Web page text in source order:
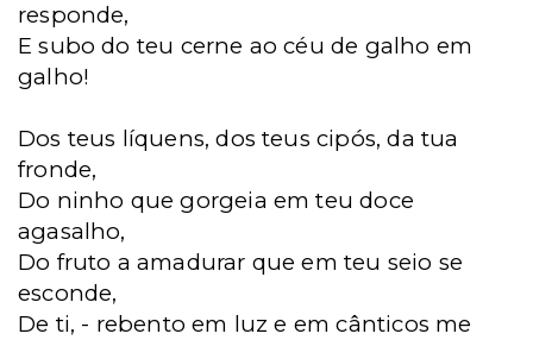
responde,
E subo do teu cerne ao céu de galho em
galho!
Dos teus líquens, dos teus cipós, da tua
fronde,
Do ninho que gorgeia em teu doce
agasalho,
Do fruto a amadurar que em teu seio se
esconde,
De ti, - rebento em luz e em cânticos me